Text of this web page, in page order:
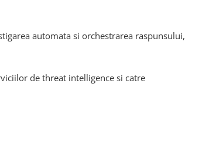
automata si orchestrarea raspunsului,
de threat intelligence si catre